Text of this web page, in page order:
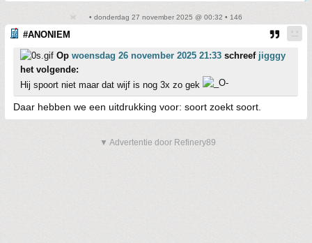
• donderdag 27 november 2025 @ 00:32 • 146
#ANONIEM
Op woensdag 26 november 2025 21:33 schreef jigggy
het volgende:
Hij spoort niet maar dat wijf is nog 3x zo gek
Daar hebben we een uitdrukking voor: soort zoekt soort.
▼ Advertentie door Refinery89